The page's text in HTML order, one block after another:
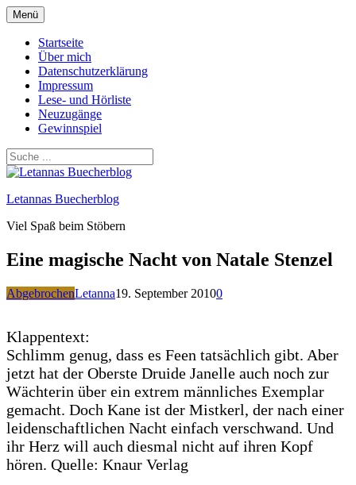
Zum
Inhalt
springen
Menü
Startseite
Über mich
Datenschutzerklärung
Impressum
Lese- und Hörliste
Neuzugänge
Gewinnspiel
Letannas Buecherblog
Viel Spaß beim Stöbern
Eine magische Nacht von Natale Stenzel
AbgebrochenLetanna19. September 20100
Klappentext:
Schlimm genug, dass es Feen tatsächlich gibt. Aber
jetzt hat der Oberste Druide Janelle auch noch zur
Wächterin über ein extrem männliches Exemplar
gemacht. Doch Kane ist der Mistkerl, der nach einer
leidenschaftlichen Nacht einfach verschwand. Und
ihr Herz will auch diesmal nicht auf ihren Kopf
hören. Quelle: Knaur Verlag